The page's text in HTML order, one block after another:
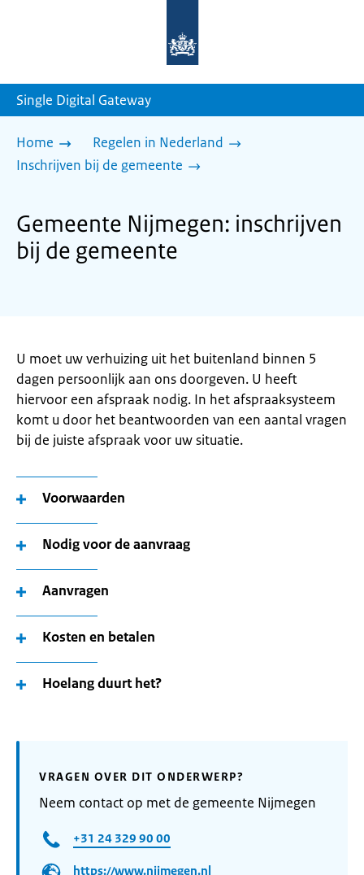
homepage
Single Digital Gateway
Home
Regelen in Nederland
Inschrijven bij de gemeente
Gemeente Nijmegen: inschrijven
bij de gemeente
U moet uw verhuizing uit het buitenland binnen 5
dagen persoonlijk aan ons doorgeven. U heeft
hiervoor een afspraak nodig. In het afspraaksysteem
komt u door het beantwoorden van een aantal vragen
bij de juiste afspraak voor uw situatie.
Voorwaarden
Nodig voor de aanvraag
Aanvragen
Kosten en betalen
Hoelang duurt het?
VRAGEN OVER DIT ONDERWERP?
Neem contact op met de gemeente Nijmegen
+31 24 329 90 00
https://www.nijmegen.nl